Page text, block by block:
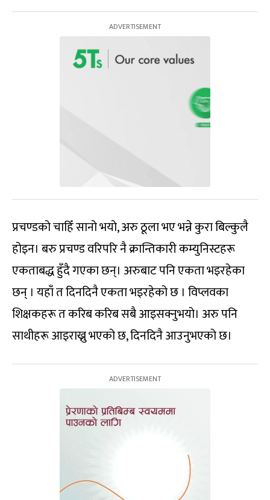
प्रचण्डको चाहिँ सानो भयो, अरु ठूला भए भन्ने कुरा बिल्कुलै
होइन। बरु प्रचण्ड वरिपरि नै क्रान्तिकारी कम्युनिस्टहरू
एकताबद्ध हुँदै गएका छन्। अरुबाट पनि एकता भइरहेका
छन् । यहाँ त दिनदिनै एकता भइरहेको छ । विप्लवका
शिक्षकहरू त करिब करिब सबै आइसक्नुभयो। अरु पनि
साथीहरू आइराख्नु भएको छ, दिनदिनै आउनुभएको छ।